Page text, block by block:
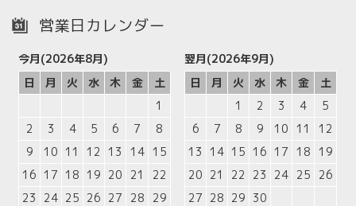
営業日カレンダー
今月(2026年8月)
日
月 火 水 木 金
土
1
2
3 4 5 6 7
8
9
10 11 12 13 14 15
16 17 18 19 20 21
22
23
24 25 26 27 28
29
翌月(2026年9月)
日
月 火 水 木 金
土
1
2 3 4
5
6
7 8 9 10 11
12
13 14 15 16 17 18 19
20 21 22 23 24 25
26
27 28 29 30